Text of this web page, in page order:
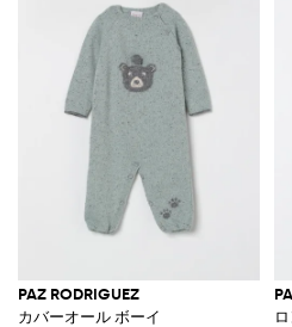
PAZ RODRIGUEZ
カバーオール ボーイ